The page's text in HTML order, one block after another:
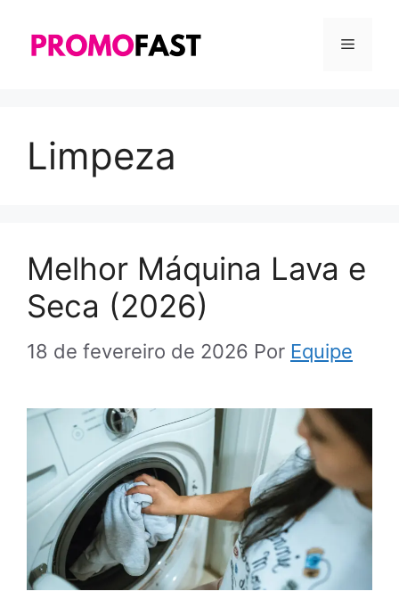
para
MENU
Limpeza
Melhor Máquina Lava e
Seca (2026)
18 de fevereiro de 2026 Por Equipe